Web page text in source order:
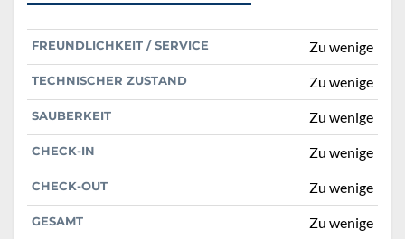
FREUNDLICHKEIT / SERVICE Zu wenige
TECHNISCHER ZUSTAND Zu wenige
SAUBERKEIT Zu wenige
CHECK-IN Zu wenige
CHECK-OUT Zu wenige
GESAMT
Zu wenige